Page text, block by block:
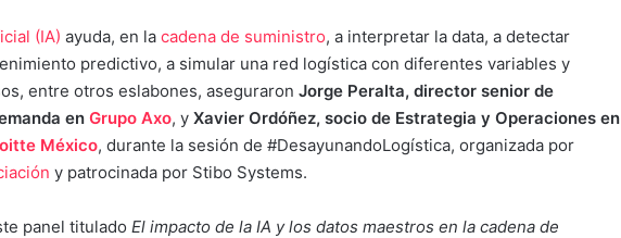
(IA) ayuda, en la cadena de suministro, a interpretar la data, a detectar
predictivo, a simular una red logística con diferentes variables y
entre otros eslabones, aseguraron Jorge Peralta, director senior de
en Grupo Axo, y Xavier Ordóñez, socio de Estrategia y Operaciones en
México, durante la sesión de #DesayunandoLogística, organizada por
y patrocinada por Stibo Systems.
panel titulado El impacto de la IA y los datos maestros en la cadena de